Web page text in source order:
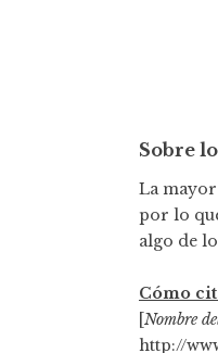
Sobre
La
por lo
algo de
Cómo
[Nombre
http://